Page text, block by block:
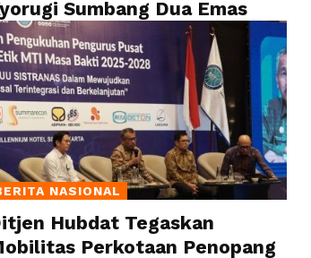
Sumbang Dua Emas
NASIONAL
Hubdat Tegaskan
Perkotaan Penopang